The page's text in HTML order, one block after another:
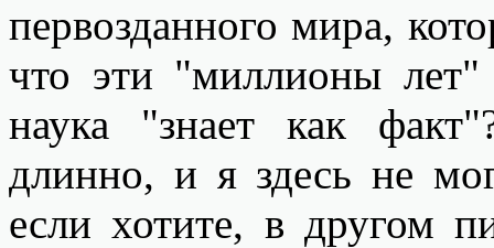
первозданного мира,
что эти "миллионы лет"
наука "знает как
длинно, и я здесь не
если хотите, в другом